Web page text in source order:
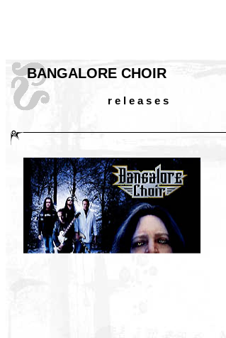
BANGALORE CHOIR
r e l e a s e s